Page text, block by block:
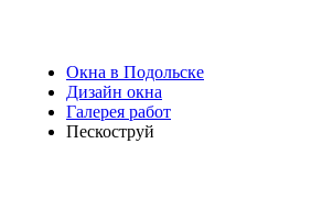
Окна в Подольске
Дизайн окна
Галерея работ
Пескоструй